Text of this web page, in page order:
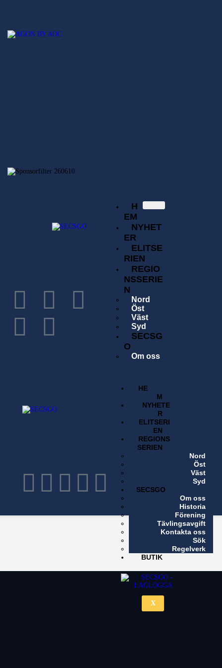
H
EM
NYHET
ER
ELITSE
RIEN
REGIO
NSSERIE
N
Nord
Öst
Väst
Syd
SECSG
O
Om oss
Kontakta oss
Sök
Regelverk
BUTI
HE
M
NYHETE
R
ELITSERI
EN
REGIONS
SERIEN
Nord
Öst
Väst
Syd
SECSGO
Om oss
Historia
Förening
Tävlingsavgift
Kontakta oss
Sök
Regelverk
BUTIK
X
SECSGO